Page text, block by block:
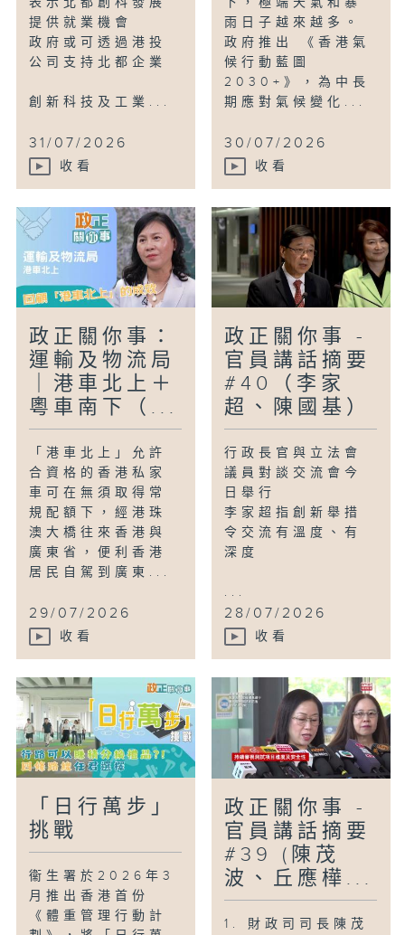
提供就業機會
政府或可透過港投
公司支持北都企業
創新科技及工業...
31/07/2026
收看
雨日子越來越多。
政府推出 《香港氣
候行動藍圖
2030+》，為中長
期應對氣候變化...
30/07/2026
收看
政正關你事：
運輸及物流局
｜港車北上＋
粵車南下（...
「港車北上」允許
合資格的香港私家
車可在無須取得常
規配額下，經港珠
澳大橋往來香港與
廣東省，便利香港
居民自駕到廣東...
29/07/2026
收看
政正關你事 -
官員講話摘要
#40（李家
超、陳國基）
行政長官與立法會
議員對談交流會今
日舉行
李家超指創新舉措
令交流有溫度、有
深度
...
28/07/2026
收看
「日行萬步」
挑戰
衞生署於2026年3
月推出香港首份
《體重管理行動計
政正關你事 -
官員講話摘要
#39 (陳茂
波、丘應樺...
1. 財政司司長陳茂